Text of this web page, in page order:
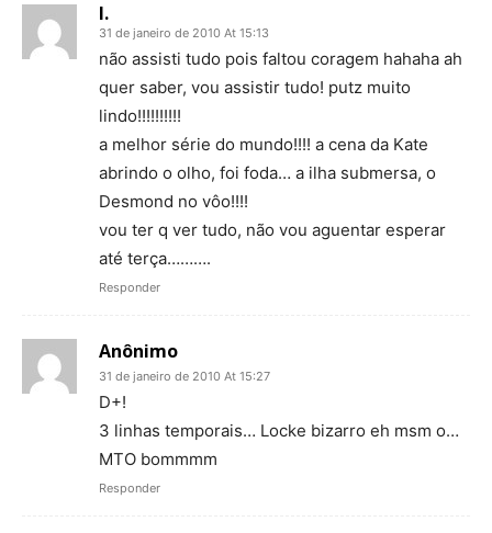
I.
31 de janeiro de 2010 At 15:13
não assisti tudo pois faltou coragem hahaha ah
quer saber, vou assistir tudo! putz muito
lindo!!!!!!!!!!
a melhor série do mundo!!!! a cena da Kate
abrindo o olho, foi foda… a ilha submersa, o
Desmond no vôo!!!!
vou ter q ver tudo, não vou aguentar esperar
até terça……….
Responder
Anônimo
31 de janeiro de 2010 At 15:27
D+!
3 linhas temporais… Locke bizarro eh msm o…
MTO bommmm
Responder